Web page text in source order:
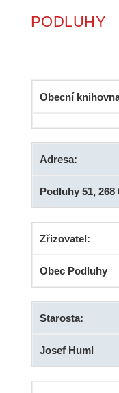
PODLUHY
Obecní
Adresa:
Podluhy 51, 268
Zřizovatel:
Obec Podluhy
Starosta:
Josef Huml